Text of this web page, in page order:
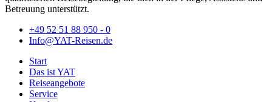
Betreuung unterstützt.
+49 52 51 88 950 - 0
Info@YAT-Reisen.de
Start
Das ist YAT
Reiseangebote
Service